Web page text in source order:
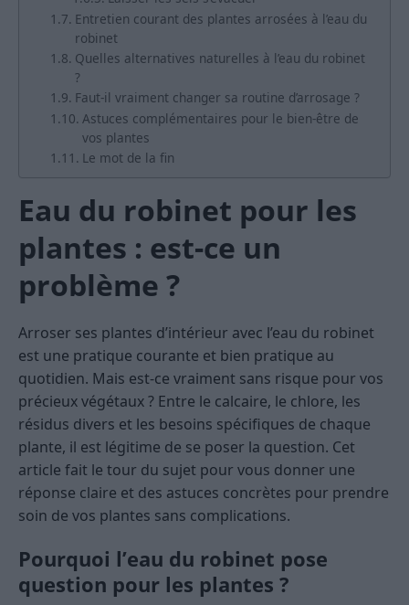
Entretien courant des plantes arrosées à l’eau du
robinet
Quelles alternatives naturelles à l’eau du robinet
?
Faut-il vraiment changer sa routine d’arrosage ?
Astuces complémentaires pour le bien-être de
vos plantes
Le mot de la fin
Eau du robinet pour les
plantes : est-ce un
problème ?
Arroser ses plantes d’intérieur avec l’eau du robinet
est une pratique courante et bien pratique au
quotidien. Mais est-ce vraiment sans risque pour vos
précieux végétaux ? Entre le calcaire, le chlore, les
résidus divers et les besoins spécifiques de chaque
plante, il est légitime de se poser la question. Cet
article fait le tour du sujet pour vous donner une
réponse claire et des astuces concrètes pour prendre
soin de vos plantes sans complications.
Pourquoi l’eau du robinet pose
question pour les plantes ?